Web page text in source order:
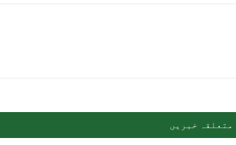
متعلقہ خبریں